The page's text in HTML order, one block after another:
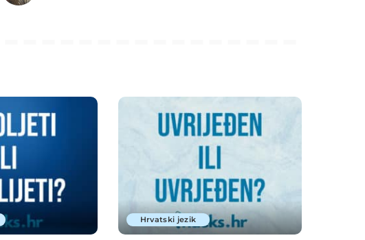
Hrvatski jezik